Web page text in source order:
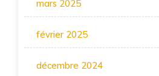
mars 2025
février 2025
décembre 2024